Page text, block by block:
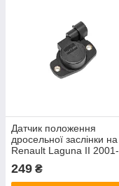
Датчик положення
дросельної заслінки на
Renault Laguna II 2001-
ECP-FT-006
249 ₴